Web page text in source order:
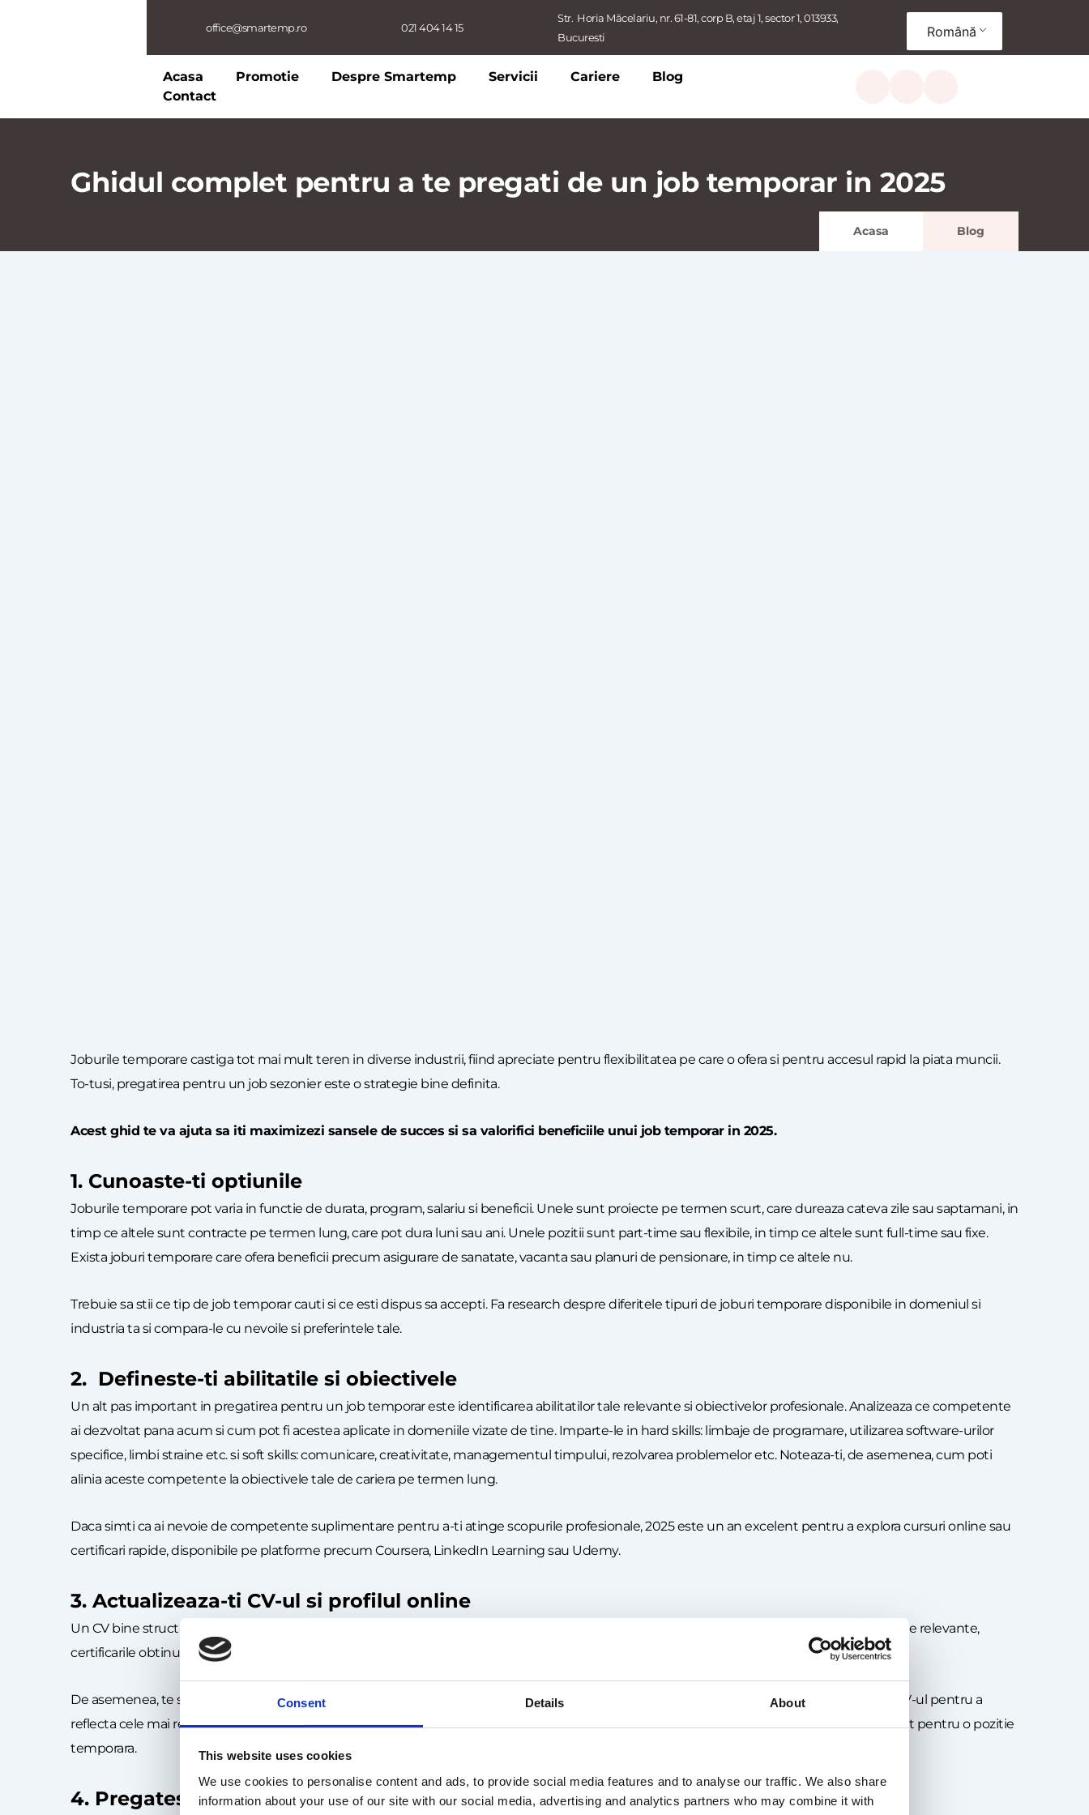
Consent Details About
This website uses cookies
We use cookies to personalise content and ads, to provide social media features and to analyse our traffic. We also share
information about your use of our site with our social media, advertising and analytics partners who may combine it with
office@smartemp.ro 021 404 14 15
Str.  Horia Măcelariu, nr. 61-81, corp B, etaj 1, sector 1, 013933,
Bucuresti
Română
Acasa Promotie Despre Smartemp Servicii Cariere
Blog
Contact
Ghidul complet pentru a te pregati de un job temporar in 2025
Acasa Blog
Joburile temporare castiga tot mai mult teren in diverse industrii, fiind apreciate pentru flexibilitatea pe care o ofera si pentru accesul rapid la piata muncii.
To-tusi, pregatirea pentru un job sezonier este o strategie bine definita.
Acest ghid te va ajuta sa iti maximizezi sansele de succes si sa valorifici beneficiile unui job temporar in 2025.
1. Cunoaste-ti optiunile
Joburile temporare pot varia in functie de durata, program, salariu si beneficii. Unele sunt proiecte pe termen scurt, care dureaza cateva zile sau saptamani, in
timp ce altele sunt contracte pe termen lung, care pot dura luni sau ani. Unele pozitii sunt part-time sau flexibile, in timp ce altele sunt full-time sau fixe.
Exista joburi temporare care ofera beneficii precum asigurare de sanatate, vacanta sau planuri de pensionare, in timp ce altele nu.
Trebuie sa stii ce tip de job temporar cauti si ce esti dispus sa accepti. Fa research despre diferitele tipuri de joburi temporare disponibile in domeniul si
industria ta si compara-le cu nevoile si preferintele tale.
2. Defineste-ti abilitatile si obiectivele
Un alt pas important in pregatirea pentru un job temporar este identificarea abilitatilor tale relevante si obiectivelor profesionale. Analizeaza ce competente
ai dezvoltat pana acum si cum pot fi acestea aplicate in domeniile vizate de tine. Imparte-le in hard skills: limbaje de programare, utilizarea software-urilor
specifice, limbi straine etc. si soft skills: comunicare, creativitate, managementul timpului, rezolvarea problemelor etc. Noteaza-ti, de asemenea, cum poti
alinia aceste competente la obiectivele tale de cariera pe termen lung.
Daca simti ca ai nevoie de competente suplimentare pentru a-ti atinge scopurile profesionale, 2025 este un an excelent pentru a explora cursuri online sau
certificari rapide, disponibile pe platforme precum Coursera, LinkedIn Learning sau Udemy.
3. Actualizeaza-ti CV-ul si profilul online
Un CV bine structurat si un profil LinkedIn atractiv sunt esentiale in cautarea unui job temporar. Asigura-te ca incluzi experientele anterioare relevante,
certificarile obtinute si cele mai importante realizari.
De asemenea, te sfatuim sa-ti adaptezi CV-ul in functie de job. Pentru fiecare loc de munca temporar la care aplici, ar trebui sa iti ajustezi CV-ul pentru a
reflecta cele mai relevante informatii in raport cu acel job. Acest lucru iti poate creste sansele de a obtine un interviu si, in final, de a fi angajat pentru o pozitie
temporara.
4. Pregateste-te pentru interviuri flexibile